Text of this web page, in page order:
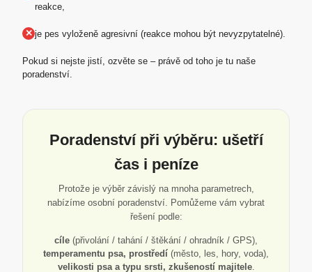
reakce,
✕ je pes vyloženě agresivní (reakce mohou být nevyzpytatelné).
Pokud si nejste jistí, ozvěte se – právě od toho je tu naše
poradenství.
Poradenství při výběru: ušetří
čas i peníze
Protože je výběr závislý na mnoha parametrech,
nabízíme osobní poradenství. Pomůžeme vám vybrat
řešení podle:
cíle (přivolání / tahání / štěkání / ohradník / GPS),
temperamentu psa, prostředí (město, les, hory, voda),
velikosti psa a typu srsti, zkušeností majitele.